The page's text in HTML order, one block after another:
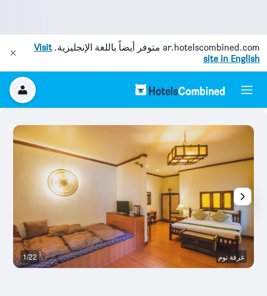
ar.hotelscombined.com متوفر أيضاً باللغة الإنجليزية.Visit
site in English
غرفة نوم 1/22